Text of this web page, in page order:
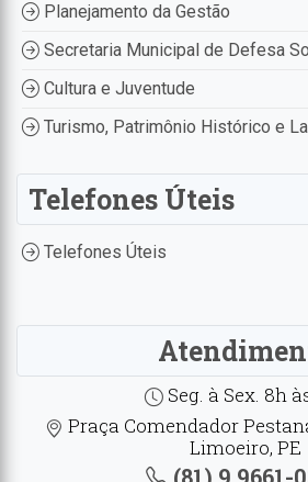
Planejamento da Gestão
Secretaria Municipal de Defesa
Cultura e Juventude
Turismo, Patrimônio Histórico e
Telefones Úteis
Telefones Úteis
Seg. à Sex. 8h
Praça Comendador
Limoeiro, PE